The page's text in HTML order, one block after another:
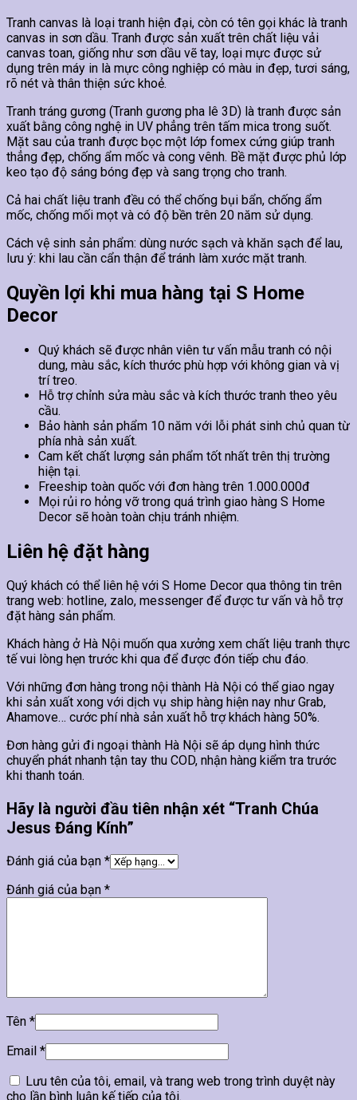
Tranh canvas là loại tranh hiện đại, còn có tên gọi khác là tranh
canvas in sơn dầu. Tranh được sản xuất trên chất liệu vải
canvas toan, giống như sơn dầu vẽ tay, loại mực được sử
dụng trên máy in là mực công nghiệp có màu in đẹp, tươi sáng,
rõ nét và thân thiện sức khoẻ.
Tranh tráng gương (Tranh gương pha lê 3D) là tranh được sản
xuất bằng công nghệ in UV phẳng trên tấm mica trong suốt.
Mặt sau của tranh được bọc một lớp fomex cứng giúp tranh
thẳng đẹp, chống ẩm mốc và cong vênh. Bề mặt được phủ lớp
keo tạo độ sáng bóng đẹp và sang trọng cho tranh.
Cả hai chất liệu tranh đều có thể chống bụi bẩn, chống ẩm
mốc, chống mối mọt và có độ bền trên 20 năm sử dụng.
Cách vệ sinh sản phẩm: dùng nước sạch và khăn sạch để lau,
lưu ý: khi lau cần cẩn thận để tránh làm xước mặt tranh.
Quyền lợi khi mua hàng tại S Home
Decor
Quý khách sẽ được nhân viên tư vấn mẫu tranh có nội
dung, màu sắc, kích thước phù hợp với không gian và vị
trí treo.
Hỗ trợ chỉnh sửa màu sắc và kích thước tranh theo yêu
cầu.
Bảo hành sản phẩm 10 năm với lỗi phát sinh chủ quan từ
phía nhà sản xuất.
Cam kết chất lượng sản phẩm tốt nhất trên thị trường
hiện tại.
Freeship toàn quốc với đơn hàng trên 1.000.000đ
Mọi rủi ro hỏng vỡ trong quá trình giao hàng S Home
Decor sẽ hoàn toàn chịu tránh nhiệm.
Liên hệ đặt hàng
Quý khách có thể liên hệ với S Home Decor qua thông tin trên
trang web: hotline, zalo, messenger để được tư vấn và hỗ trợ
đặt hàng sản phẩm.
Khách hàng ở Hà Nội muốn qua xưởng xem chất liệu tranh thực
tế vui lòng hẹn trước khi qua để được đón tiếp chu đáo.
Với những đơn hàng trong nội thành Hà Nội có thể giao ngay
khi sản xuất xong với dịch vụ ship hàng hiện nay như Grab,
Ahamove… cước phí nhà sản xuất hỗ trợ khách hàng 50%.
Đơn hàng gửi đi ngoại thành Hà Nội sẽ áp dụng hình thức
chuyển phát nhanh tận tay thu COD, nhận hàng kiểm tra trước
khi thanh toán.
Hãy là người đầu tiên nhận xét “Tranh Chúa
Jesus Đáng Kính”
Đánh giá của bạn *
Đánh giá của bạn *
Tên *
Email *
Lưu tên của tôi, email, và trang web trong trình duyệt này
cho lần bình luận kế tiếp của tôi.